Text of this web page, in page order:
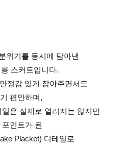
위기를 동시에 담아낸
스커트입니다.
정감 있게 잡아주면서도
편안하며,
은 실제로 열리지는 않지만
포인트가 된
Placket) 디테일로